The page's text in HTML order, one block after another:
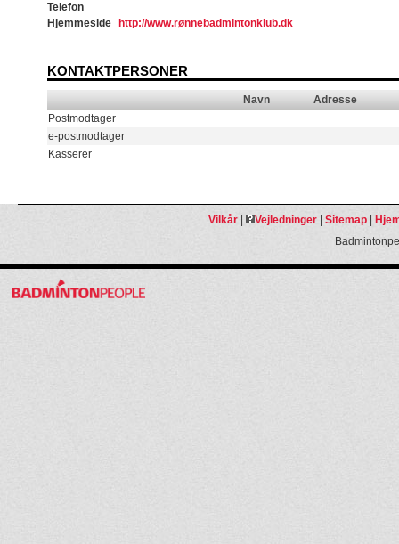
Telefon
Hjemmeside
http://www.rønnebadmintonklub.dk
KONTAKTPERSONER
Navn
Adresse
Postmodtager
e-postmodtager
Kasserer
Vilkår| Vejledninger| Sitemap|